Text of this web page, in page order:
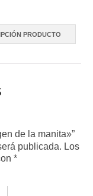
PRODUCTO
de la manita»”
publicada. Los
*